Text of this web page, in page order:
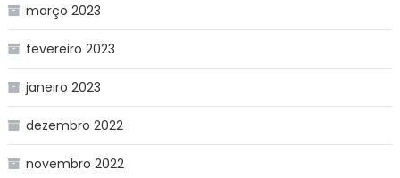
março 2023
fevereiro 2023
janeiro 2023
dezembro 2022
novembro 2022